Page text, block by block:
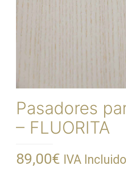
Pasadores
– FLUORITA
89,00€ IVA Incluido